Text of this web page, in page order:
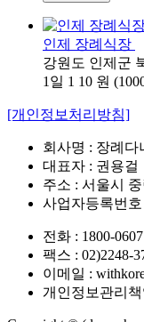
인제 장례식장
강원도 인제군
1일 1 10 원
[개인정보처리방침]
회사명 : 장례다
대표자 : 권용걸
주소 : 서울시
사업자등록번호
전화 : 1800-0607
팩스 : 02)2248-
이메일 :
개인정보관리